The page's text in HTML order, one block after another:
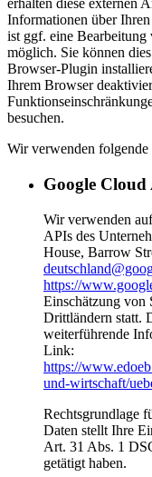
erhalten diese externen
Informationen über
ist ggf. eine Bearbeitung
möglich. Sie können
Browser-Plugin
Ihrem Browser
besuchen.
Wir verwenden folgende
Google Cloud
Wir verwenden
APIs des
House, Barrow
https://
Einschätzung von
Drittländern statt.
weiterführende
Link:
https://
und-wirtschaft/
Rechtsgrundlage
Daten stellt Ihre
Art. 31 Abs. 1
getätigt haben.